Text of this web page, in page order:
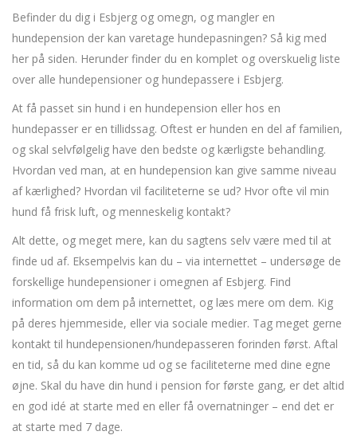
Befinder du dig i Esbjerg og omegn, og mangler en
hundepension der kan varetage hundepasningen? Så kig med
her på siden. Herunder finder du en komplet og overskuelig liste
over alle hundepensioner og hundepassere i Esbjerg.
At få passet sin hund i en hundepension eller hos en
hundepasser er en tillidssag. Oftest er hunden en del af familien,
og skal selvfølgelig have den bedste og kærligste behandling.
Hvordan ved man, at en hundepension kan give samme niveau
af kærlighed? Hvordan vil faciliteterne se ud? Hvor ofte vil min
hund få frisk luft, og menneskelig kontakt?
Alt dette, og meget mere, kan du sagtens selv være med til at
finde ud af. Eksempelvis kan du – via internettet – undersøge de
forskellige hundepensioner i omegnen af Esbjerg. Find
information om dem på internettet, og læs mere om dem. Kig
på deres hjemmeside, eller via sociale medier. Tag meget gerne
kontakt til hundepensionen/hundepasseren forinden først. Aftal
en tid, så du kan komme ud og se faciliteterne med dine egne
øjne. Skal du have din hund i pension for første gang, er det altid
en god idé at starte med en eller få overnatninger – end det er
at starte med 7 dage.